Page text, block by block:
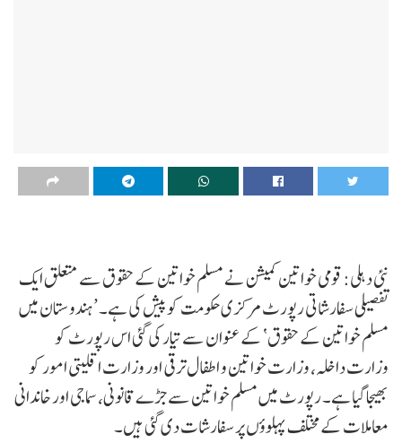
نئی دہلی: قومی خواتین کمیشن نے مسلم خواتین کے حقوق سے متعلق ایک
تفصیلی سفارشاتی رپورٹ مرکزی حکومت کو پیش کی ہے۔ ’ہندوستان میں
مسلم خواتین کے حقوق‘ کے عنوان سے تیار کی گئی اس رپورٹ کو
وزارت داخلہ، وزارت خواتین و اطفال ترقی اور وزارت اقلیتی امور کو
بھیجا گیا ہے۔ رپورٹ میں مسلم خواتین سے جڑے قانونی، سماجی اور خاندانی
معاملات کے مختلف پہلوؤں پر سفارشات دی گئی ہیں۔